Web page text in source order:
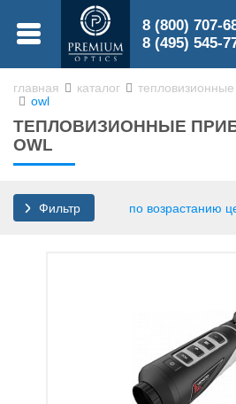
МЕНЮ
0
8 (800) 707-
8 (495) 545-
главная каталог
owl
ТЕПЛОВИЗИОННЫЕ
OWL
Фильтр по возрастанию